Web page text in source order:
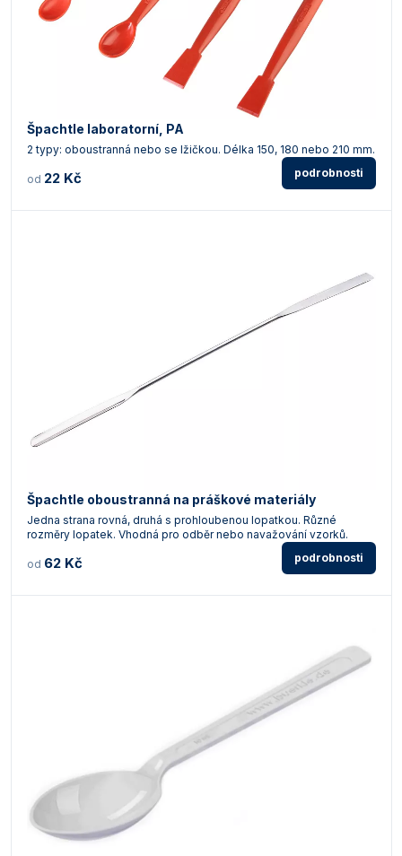
Špachtle laboratorní, PA
2 typy: oboustranná nebo se lžičkou. Délka 150, 180 nebo 210 mm.
od 22 Kč podrobnosti
Špachtle oboustranná na práškové materiály
Jedna strana rovná, druhá s prohloubenou lopatkou. Různé
rozměry lopatek. Vhodná pro odběr nebo navažování vzorků.
od 62 Kč podrobnosti